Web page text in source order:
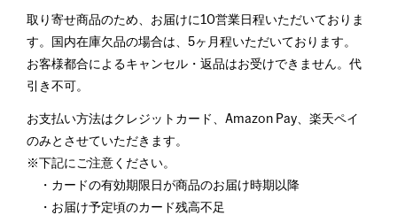
取り寄せ商品のため、お届けに10営業日程いただいておりま
す。国内在庫欠品の場合は、5ヶ月程いただいております。
お客様都合によるキャンセル・返品はお受けできません。代
引き不可。
お支払い方法はクレジットカード、Amazon Pay、楽天ペイ
のみとさせていただきます。
※下記にご注意ください。
・カードの有効期限日が商品のお届け時期以降
・お届け予定頃のカード残高不足